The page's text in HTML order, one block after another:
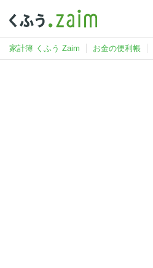
家計簿 くふう Zaim お金の便利帳